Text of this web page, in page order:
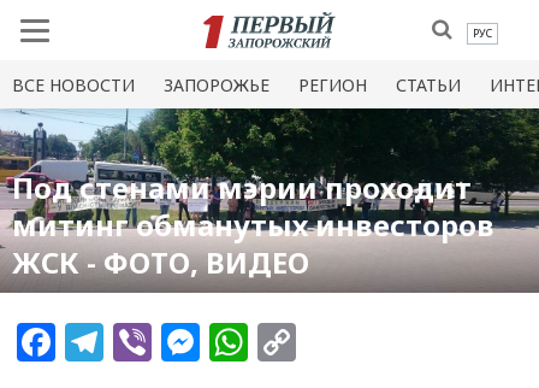
РУС
ВСЕ НОВОСТИ ЗАПОРОЖЬЕ РЕГИОН СТАТЬИ
Под стенами мэрии проходит
митинг обманутых инвесторов
ЖСК - ФОТО, ВИДЕО
Facebook
Telegram
ViberMessenger
WhatsApp